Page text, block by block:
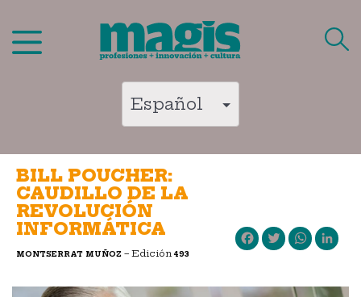
al
BILL POUCHER:
CAUDILLO DE LA
REVOLUCIÓN
INFORMÁTICA
MONTSERRAT MUÑOZ – Edición493
Facebook Twitter WhatsApp